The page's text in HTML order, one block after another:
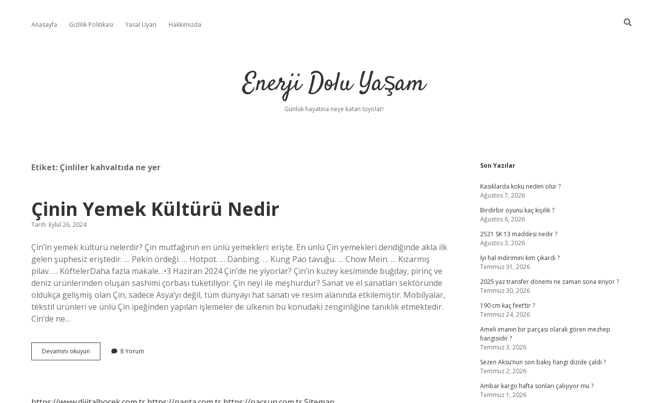
Anasayfa Gizlilik Politikası Yasal Uyarı Hakkımızda
Enerji Dolu Yaşam
Günlük hayatına neşe katan tüyolar!
Etiket: Çinliler kahvaltıda ne yer
Çinin Yemek Kültürü Nedir
Tarih: Eylül 26, 2024
Çin’in yemek kültürü nelerdir? Çin mutfağının en ünlü yemekleri: erişte. En ünlü Çin yemekleri dendiğinde akla ilk
gelen şüphesiz eriştedir. … Pekin ördeği. … Hotpot. … Danbing. … Kung Pao tavuğu. … Chow Mein. … Kızarmış
pilav. … KöftelerDaha fazla makale…•3 Haziran 2024 Çin’de ne yiyorlar? Çin’in kuzey kesiminde buğday, pirinç ve
deniz ürünlerinden oluşan sashimi çorbası tüketiliyor. Çin neyi ile meşhurdur? Sanat ve el sanatları sektöründe
oldukça gelişmiş olan Çin, sadece Asya’yı değil, tüm dünyayı hat sanatı ve resim alanında etkilemiştir. Mobilyalar,
tekstil ürünleri ve ünlü Çin ipeğinden yapılan işlemeler de ülkenin bu konudaki zenginliğine tanıklık etmektedir.
Cin’de ne…
Devamını okuyun
Yemek
8 Yorum
Sidebar
Son Yazılar
Kasıklarda koku neden olur ?
Ağustos 7, 2026
Birdirbir oyunu kaç kişilik ?
Ağustos 6, 2026
2521 SK 13 maddesi nedir ?
Ağustos 3, 2026
İyi hal indirimini kim çıkardı ?
Temmuz 31, 2026
2025 yaz transfer dönemi ne zaman sona eriyor ?
Temmuz 30, 2026
190 cm kaç feet’tir ?
Temmuz 24, 2026
Ameli imanın bir parçası olarak gören mezhep
hangisidir ?
Temmuz 3, 2026
Sezen Aksu’nun son bakış hangi dizide çaldı ?
Temmuz 2, 2026
Ambar kargo hafta sonları çalışıyor mu ?
Temmuz 1, 2026